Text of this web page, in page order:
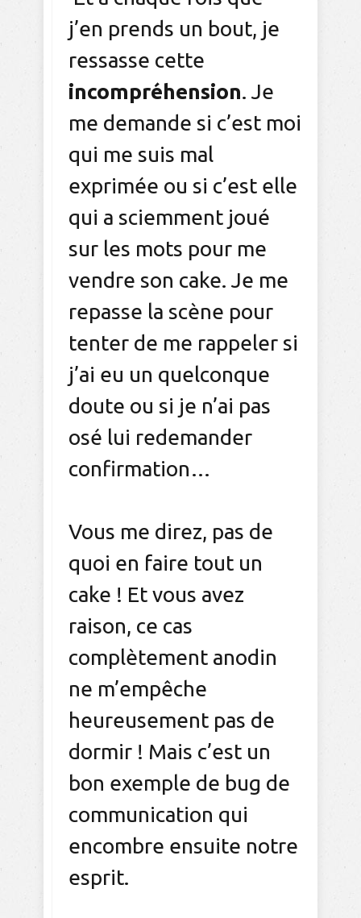
j’en prends un bout, je
ressasse cette
incompréhension. Je
me demande si c’est moi
qui me suis mal
exprimée ou si c’est elle
qui a sciemment joué
sur les mots pour me
vendre son cake. Je me
repasse la scène pour
tenter de me rappeler si
j’ai eu un quelconque
doute ou si je n’ai pas
osé lui redemander
confirmation…
Vous me direz, pas de
quoi en faire tout un
cake ! Et vous avez
raison, ce cas
complètement anodin
ne m’empêche
heureusement pas de
dormir ! Mais c’est un
bon exemple de bug de
communication qui
encombre ensuite notre
esprit.